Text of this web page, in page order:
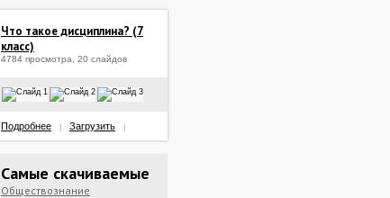
Что такое дисциплина? (7
класс)
4784 просмотра, 20 слайдов
Подробнее Загрузить
Самые скачиваемые
Обществознание